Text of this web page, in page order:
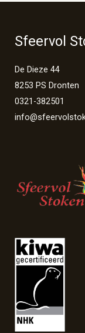
Sfeervol
De Dieze 44
8253 PS Dronten
0321-382501